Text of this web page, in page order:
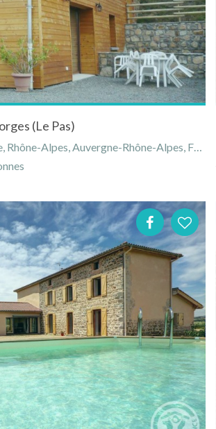
(Le Pas)
Alpes, Auvergne-Rhône-Alpes, France